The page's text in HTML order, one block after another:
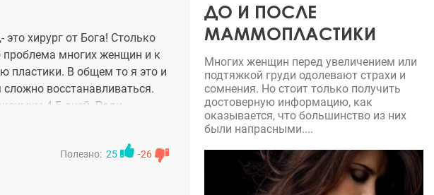
это хирург от Бога! Столько
проблема многих женщин и к
пластики. В общем то я это и
восстанавливаться.
4-5 дней. Ради
отношения с мужем,
плюсы) Спасибо Ольге
Полезно: 25 -26
ДО И ПОСЛЕ
МАММОПЛАСТИКИ
Многих женщин перед увеличением или
подтяжкой груди одолевают страхи и
сомнения. Но стоит только получить
достоверную информацию, как
оказывается, что большинство из них
были напрасными....